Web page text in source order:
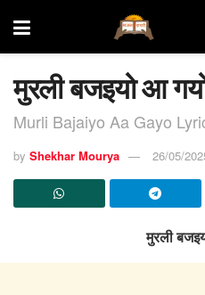
मुरली बजइयो आ
Murli Bajaiyo Aa Gayo
by Shekhar Mourya 26/05/
मुरली